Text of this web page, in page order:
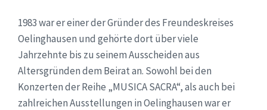
1983 war er einer der Gründer des Freundeskreises
Oelinghausen und gehörte dort über viele
Jahrzehnte bis zu seinem Ausscheiden aus
Altersgründen dem Beirat an. Sowohl bei den
Konzerten der Reihe „MUSICA SACRA“, als auch bei
zahlreichen Ausstellungen in Oelinghausen war er